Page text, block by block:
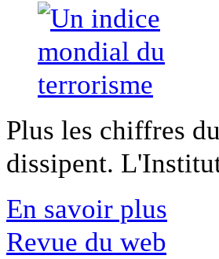
Plus les chiffres
dissipent.
En savoir plus
Revue du web